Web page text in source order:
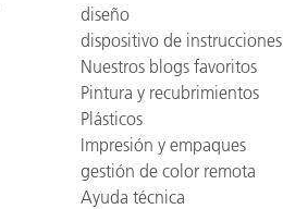
diseño
dispositivo de instrucciones
Nuestros blogs favoritos
Pintura y recubrimientos
Plásticos
Impresión y empaques
gestión de color remota
Ayuda técnica